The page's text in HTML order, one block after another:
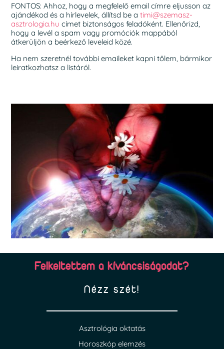
FONTOS: Ahhoz, hogy a megfelelő email címre eljusson az
ajándékod és a hírlevelek, állítsd be atimi@szemasz-
asztrologia.hu címet biztonságos feladóként. Ellenőrizd,
hogy a levél a spam vagy promóciók mappából
átkerüljön a beérkező leveleid közé.
Ha nem szeretnél további emaileket kapni tőlem, bármikor
leiratkozhatsz a listáról.
Felkeltettem a kíváncsiságodat?
Nézz szét!
Asztrológia oktatás
Horoszkóp elemzés